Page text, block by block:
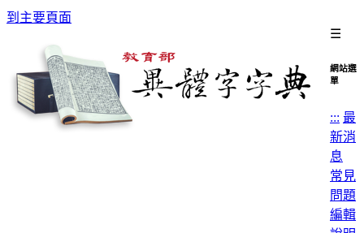
到主要頁面
☰
網站選
單
::: 最
新消
息
常見
問題
編輯